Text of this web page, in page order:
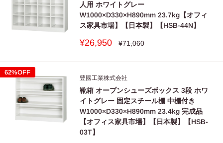
■
貢重品は保管しないでください。
簡易施錠ですので、錠を壊されて盗まれる可能性がありま
す。
製品の梱包など、お届けに関しては万全を尽くしておりま
すが、配送中に損傷が生じる場合もあります。
商品到着当日を過ぎると事故処理が難しくなりますので、
必ず到着時に製品をご確認いただき万が一損偽のある場合
は当日中にご連絡頂きますようお願いいたします。
受領後の打痕や傷などの破損事故に対する保証は対応いた
人用 ホワイトグレー
W1000×D330×H890mm 23.7kg【オフィ
ス家具市場】【日本製】【HSB-44N】
販
価
¥26,950
通
格
¥71,060
62%OFF
豊國工業株式会社
靴箱 オープンシューズボックス 3段 ホワ
イトグレー 固定スチール棚 中棚付き
W1000×D330×H890mm 23.4kg 完成品
【オフィス家具市場】【日本製】【HSB-
03T】